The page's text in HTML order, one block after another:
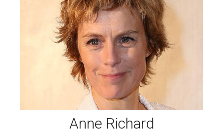
Anne Richard